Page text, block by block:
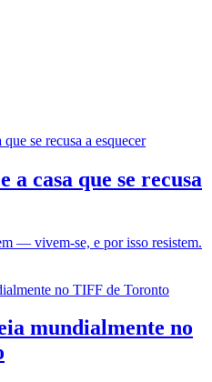
a casa que se recusa
— vivem-se, e por isso resistem.
mundialmente no